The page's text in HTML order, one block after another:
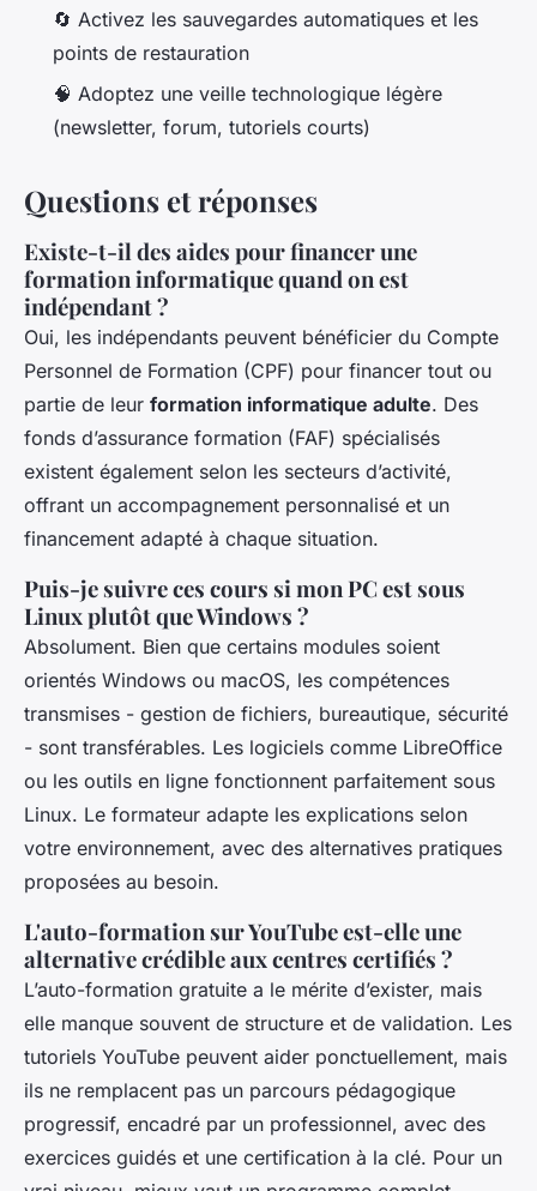
🔄 Activez les sauvegardes automatiques et les
points de restauration
🧠 Adoptez une veille technologique légère
(newsletter, forum, tutoriels courts)
Questions et réponses
Existe-t-il des aides pour financer une
formation informatique quand on est
indépendant ?
Oui, les indépendants peuvent bénéficier du Compte
Personnel de Formation (CPF) pour financer tout ou
partie de leur formation informatique adulte. Des
fonds d’assurance formation (FAF) spécialisés
existent également selon les secteurs d’activité,
offrant un accompagnement personnalisé et un
financement adapté à chaque situation.
Puis-je suivre ces cours si mon PC est sous
Linux plutôt que Windows ?
Absolument. Bien que certains modules soient
orientés Windows ou macOS, les compétences
transmises - gestion de fichiers, bureautique, sécurité
- sont transférables. Les logiciels comme LibreOffice
ou les outils en ligne fonctionnent parfaitement sous
Linux. Le formateur adapte les explications selon
votre environnement, avec des alternatives pratiques
proposées au besoin.
L'auto-formation sur YouTube est-elle une
alternative crédible aux centres certifiés ?
L’auto-formation gratuite a le mérite d’exister, mais
elle manque souvent de structure et de validation. Les
tutoriels YouTube peuvent aider ponctuellement, mais
ils ne remplacent pas un parcours pédagogique
progressif, encadré par un professionnel, avec des
exercices guidés et une certification à la clé. Pour un